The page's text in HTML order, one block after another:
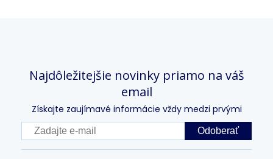
Najdôležitejšie novinky priamo na váš
email
Získajte zaujímavé informácie vždy medzi prvými
Odoberať